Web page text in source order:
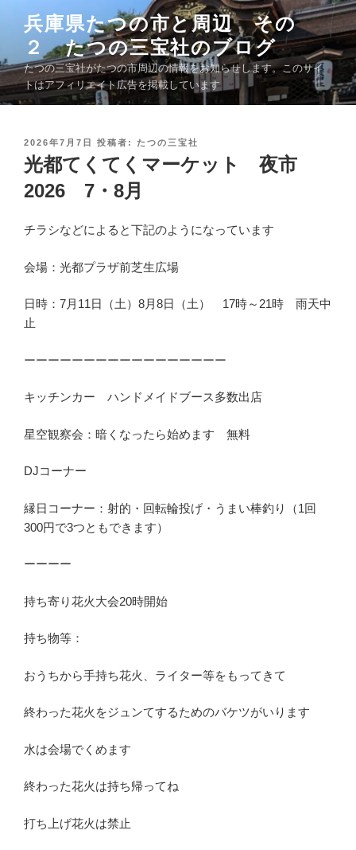
ン
ツ
へ
兵庫県たつの市と周辺 その
２ たつの三宝社のブログ
たつの三宝社がたつの市周辺の情報をお知らせします。このサイ
トはアフィリエイト広告を掲載しています
投
稿
日
:
2026年7月7日 投稿者: たつの三宝社
光都てくてくマーケット 夜市
2026 7・8月
チラシなどによると下記のようになっています
会場：光都プラザ前芝生広場
日時：7月11日（土）8月8日（土） 17時～21時 雨天中
止
ーーーーーーーーーーーーーーーーー
キッチンカー ハンドメイドブース多数出店
星空観察会：暗くなったら始めます 無料
DJコーナー
縁日コーナー：射的・回転輪投げ・うまい棒釣り（1回
300円で3つともできます）
ーーーー
持ち寄り花火大会20時開始
持ち物等：
おうちから手持ち花火、ライター等をもってきて
終わった花火をジュンてするためのバケツがいります
水は会場でくめます
終わった花火は持ち帰ってね
打ち上げ花火は禁止